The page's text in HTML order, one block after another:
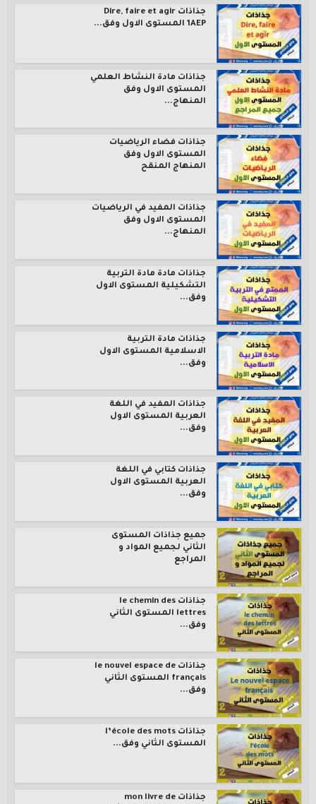
جذاذات Dire, faire et agir
1AEP المستوى الاول وفق...
جذاذات مادة النشاط العلمي
المستوى الاول وفق
المنهاج...
جذاذات فضاء الرياضيات
المستوى الاول وفق
المنهاج المنقح
جذاذات المفيد في الرياضيات
المستوى الاول وفق
المنهاج...
جذاذات مادة مادة التربية
التشكيلية المستوى الاول
وفق...
جذاذات مادة التربية
الاسلامية المستوى الاول
وفق...
جذاذات المفيد في اللغة
العربية المستوى الاول
وفق...
جذاذات كتابي في اللغة
العربية المستوى الاول
وفق...
جميع جذاذات المستوى
الثاني لجميع المواد و
المراجع
جذاذات le chemin des
lettres المستوى الثاني
وفق...
جذاذات le nouvel espace de
français المستوى الثاني
وفق...
جذاذات l’école des mots
المستوى الثاني وفق...
جذاذات mon livre de